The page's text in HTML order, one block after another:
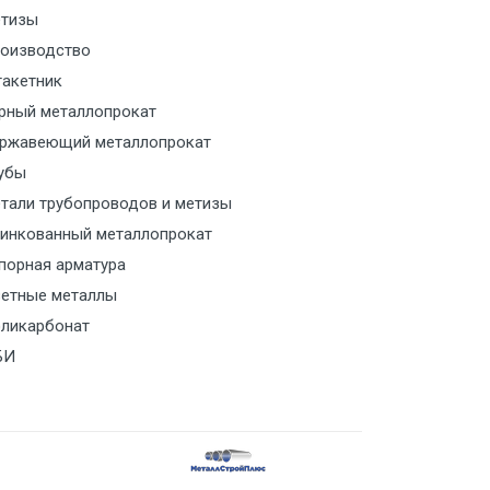
за МКАД
с транспортным
с транспортным
с транспортным
металлопрокат
металлопрокат
трубопроводов и метизы
металлопрокат
арматура
металлы